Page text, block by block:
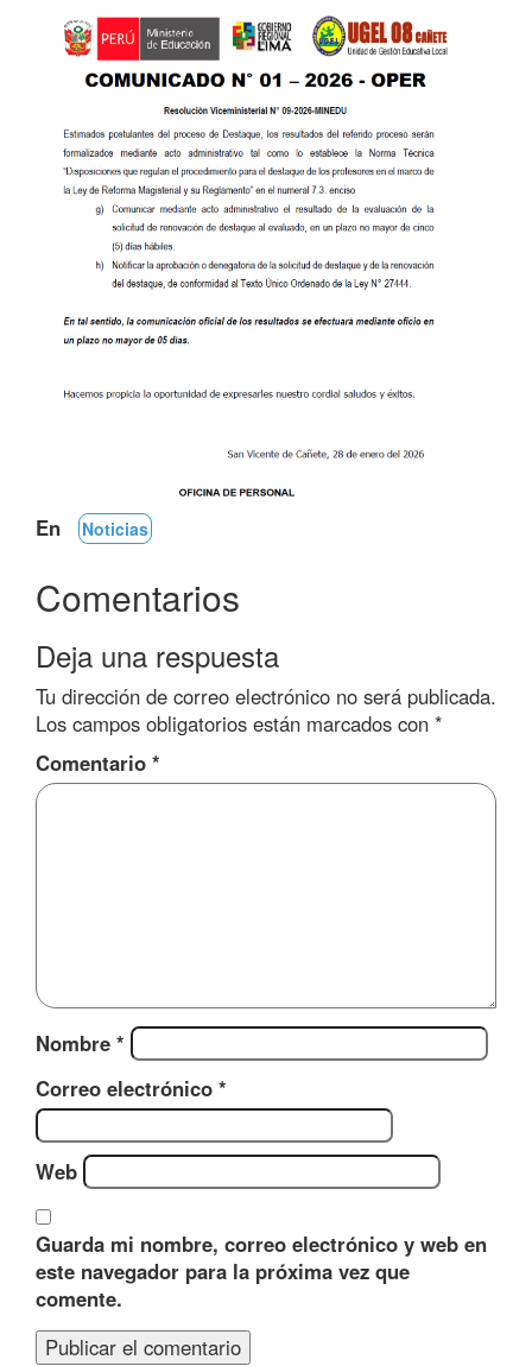
En Noticias
Comentarios
Deja una respuesta
Tu dirección de correo electrónico no será publicada.
Los campos obligatorios están marcados con *
Comentario *
Nombre *
Correo electrónico *
Web
Guarda mi nombre, correo electrónico y web en
este navegador para la próxima vez que
comente.